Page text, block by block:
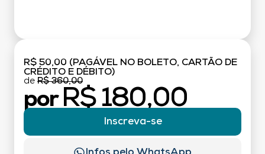
R$ 50,00 (PAGÁVEL NO BOLETO, CARTÃO DE
CRÉDITO E DÉBITO)
de R$ 360,00
por R$ 180,00
Inscreva-se